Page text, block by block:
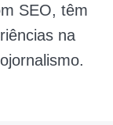
SEO, têm
na